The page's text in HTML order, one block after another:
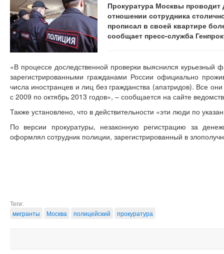
Прокуратура Москвы проводит
отношении сотрудника
прописал в своей квартире
сообщает пресс-служба
«В процессе доследственной проверки выяснился курьезный
зарегистрированными гражданами России официально
числа иностранцев и лиц без гражданства (апатридов). Все
с 2009 по октябрь 2013 годов», – сообщается на сайте
Также установлено, что в действительности «эти люди по
По версии прокуратуры, незаконную регистрацию за
оформлял сотрудник полиции, зарегистрированный в
Теги:
мигранты
Москва полицейский прокуратура